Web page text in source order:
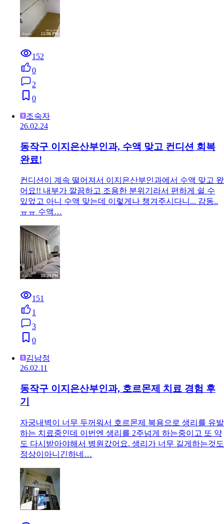
152
0
2
0
조숙자
26.02.24
동작구 이지은산부인과, 수액 맞고 컨디션 회복
완료!
컨디션이 계속 떨어져서 이지은산부인과에서 수액 맞고 왔
어요!! 내부가 깔끔하고 조용한 분위기라서 편하게 쉴 수
있었고 아니 수액 맞는데 이렇게나 챙겨주시다니... 감동..
ㅠㅠ 수액…
151
1
3
0
김남정
26.02.11
동작구 이지은산부인과, 호르몬제 치료 경험 후
기
자궁내벽이 너무 두꺼워서 호르몬제 복용으로 생리를 유발
하는 치료중인데 이번엔 생리를 2주넘게 하는중이고 또 약
도 다시받아야해서 병원갔어요. 생리가 너무 길게하는것도
정상이아니긴하네…